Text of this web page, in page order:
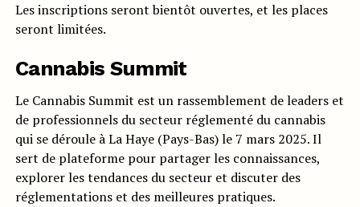
Les inscriptions seront bientôt ouvertes, et les places
seront limitées.
Cannabis Summit
Le Cannabis Summit est un rassemblement de leaders et
de professionnels du secteur réglementé du cannabis
qui se déroule à La Haye (Pays-Bas) le 7 mars 2025. Il
sert de plateforme pour partager les connaissances,
explorer les tendances du secteur et discuter des
réglementations et des meilleures pratiques.